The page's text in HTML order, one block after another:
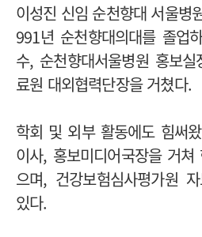
이성진 신임 순천향대 서울병
991년 순천향대의대를 졸업
수, 순천향대서울병원 홍보
료원 대외협력단장을 거쳤다.
학회 및 외부 활동에도 힘써
이사, 홍보미디어국장을 거
으며, 건강보험심사평가원
있다.